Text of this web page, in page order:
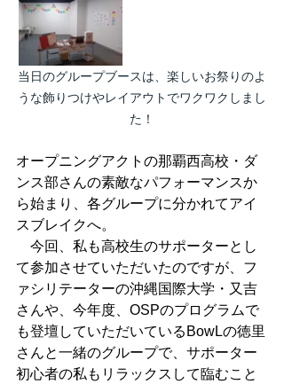
当日のグループブースは、楽しいお祭りのよ
うな飾りつけやレイアウトでワクワクしまし
た！
オープニングアクトの那覇西高校・ダ
ンス部さんの素敵なパフォーマンスか
ら始まり、各グループに分かれてアイ
スブレイクへ。
今回、私も高校生のサポーターとし
て参加させていただいたのですが、フ
ァシリテーターの沖縄国際大学・又吉
さんや、今年度、OSPのプログラムで
も登壇していただいているBowLの徳里
さんと一緒のグループで、サポーター
初心者の私もリラックスして臨むこと